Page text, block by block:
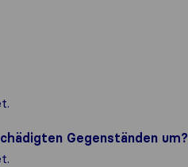
Gegenständen um?